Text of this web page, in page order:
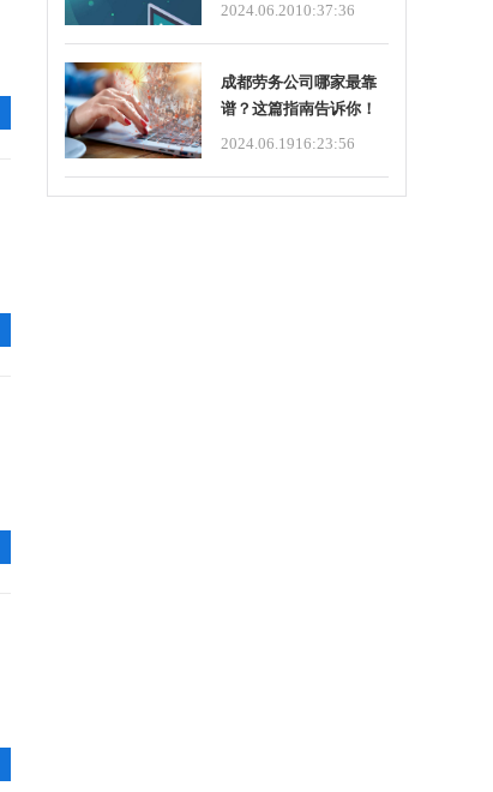
2024.06.2010:37:36
成都劳务公司哪家最靠
谱？这篇指南告诉你！
2024.06.1916:23:56